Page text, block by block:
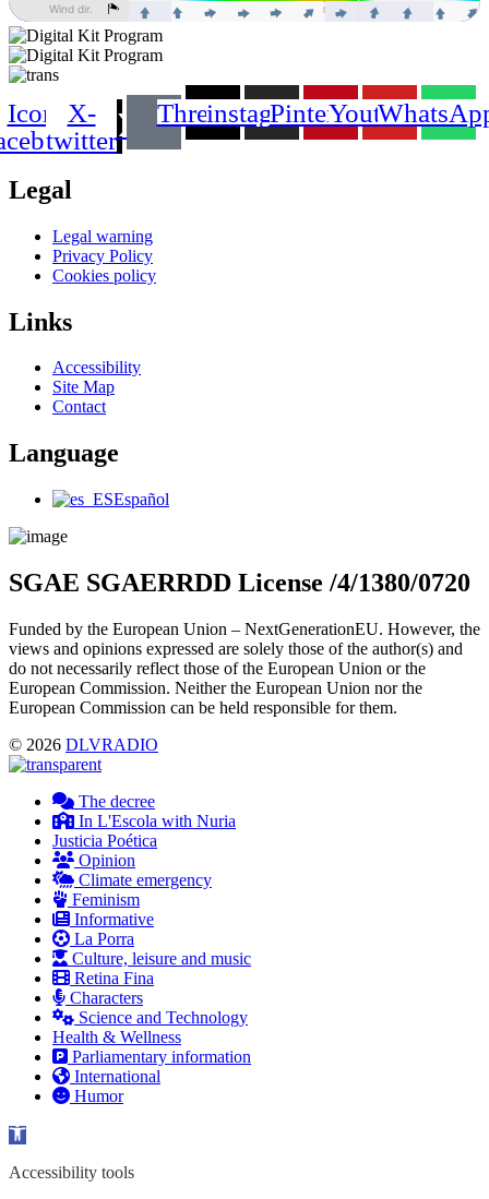
Icon-
X-
twitter
ThreadsinstagramPinterestYoutube
Legal
Main
Menu
Legal warning
Privacy Policy
Cookies policy
Links
Main
Menu
Accessibility
Site Map
Contact
Language
Main
Español
SGAE SGAERRDD License /4/1380/0720
Funded by the European Union – NextGenerationEU. However, the
views and opinions expressed are solely those of the author(s) and
do not necessarily reflect those of the European Union or the
European Commission. Neither the European Union nor the
European Commission can be held responsible for them.
© 2026 DLVRADIO
The decree
In L'Escola with Nuria
Justicia Poética
Opinion
Climate emergency
Feminism
Informative
La Porra
Culture, leisure and music
Retina Fina
Characters
Science and Technology
Health & Wellness
Parliamentary information
International
Humor
Open toolbar
Accessibility tools